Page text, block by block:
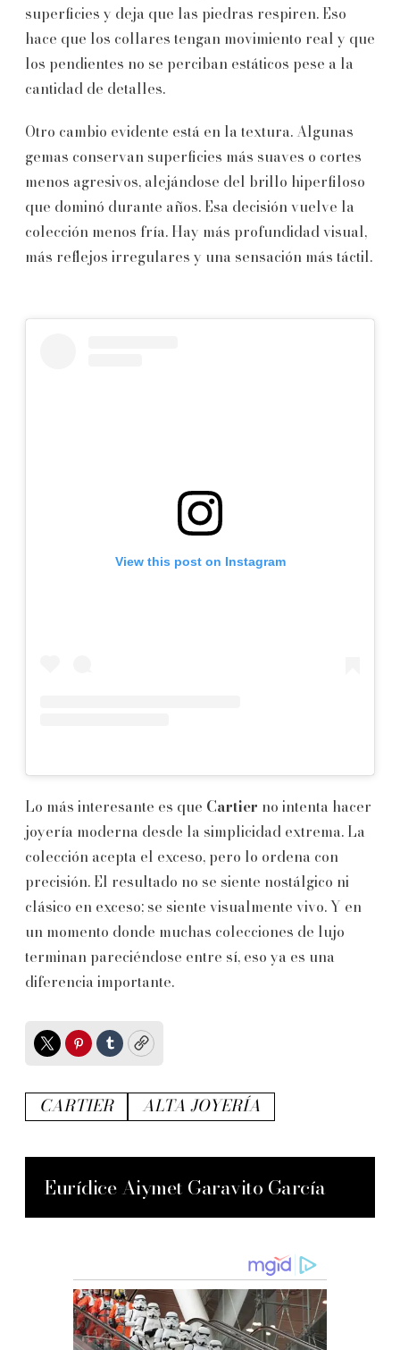
superficies y deja que las piedras respiren. Eso
hace que los collares tengan movimiento real y que
los pendientes no se perciban estáticos pese a la
cantidad de detalles.
Otro cambio evidente está en la textura. Algunas
gemas conservan superficies más suaves o cortes
menos agresivos, alejándose del brillo hiperfiloso
que dominó durante años. Esa decisión vuelve la
colección menos fría. Hay más profundidad visual,
más reflejos irregulares y una sensación más táctil.
View this post on Instagram
Lo más interesante es que Cartier no intenta hacer
joyería moderna desde la simplicidad extrema. La
colección acepta el exceso, pero lo ordena con
precisión. El resultado no se siente nostálgico ni
clásico en exceso; se siente visualmente vivo. Y en
un momento donde muchas colecciones de lujo
terminan pareciéndose entre sí, eso ya es una
diferencia importante.
TwitterPinterest
TumblrCopy
CARTIER ALTA JOYERÍA
Eurídice Aiymet Garavito García